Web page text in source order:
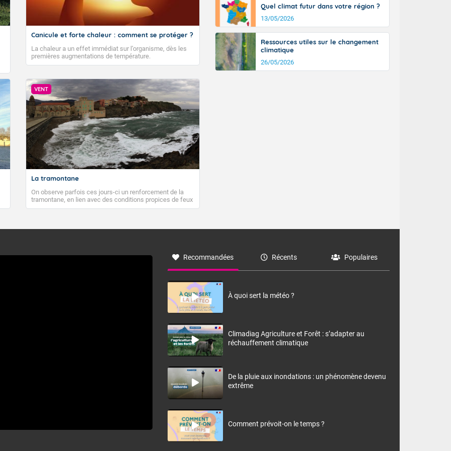
Canicule et forte chaleur : comment se protéger ?
La chaleur a un effet immédiat sur l’organisme, dès les
premières augmentations de température.
VENT
La tramontane
On observe parfois ces jours-ci un renforcement de la
tramontane, en lien avec des conditions propices de feux
de forêt. Mais qu'est-ce que la tramontane ? Quelles sont
à nord-ouest, dans un secteur qui part du Roussillon à la
monts, en allusion aux régions montagneuses d’où
Quel climat futur dans votre région ?
13/05/2026
Ressources utiles sur le changement
climatique
26/05/2026
Recommandées Récents Populaires
À quoi sert la météo ?
Climadiag Agriculture et Forêt : s’adapter au
réchauffement climatique
De la pluie aux inondations : un phénomène devenu
extrême
Comment prévoit-on le temps ?